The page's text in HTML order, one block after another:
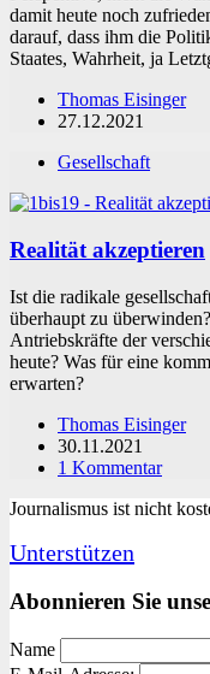
damit heute noch
darauf, dass ihm die
Staates, Wahrheit, ja
Thomas Eisinger
27.12.2021
Gesellschaft
Realität akzeptieren
Ist die radikale
überhaupt zu
Antriebskräfte der
heute? Was für eine
erwarten?
Thomas Eisinger
30.11.2021
1 Kommentar
Journalismus ist nicht
Unterstützen
Abonnieren Sie
Name